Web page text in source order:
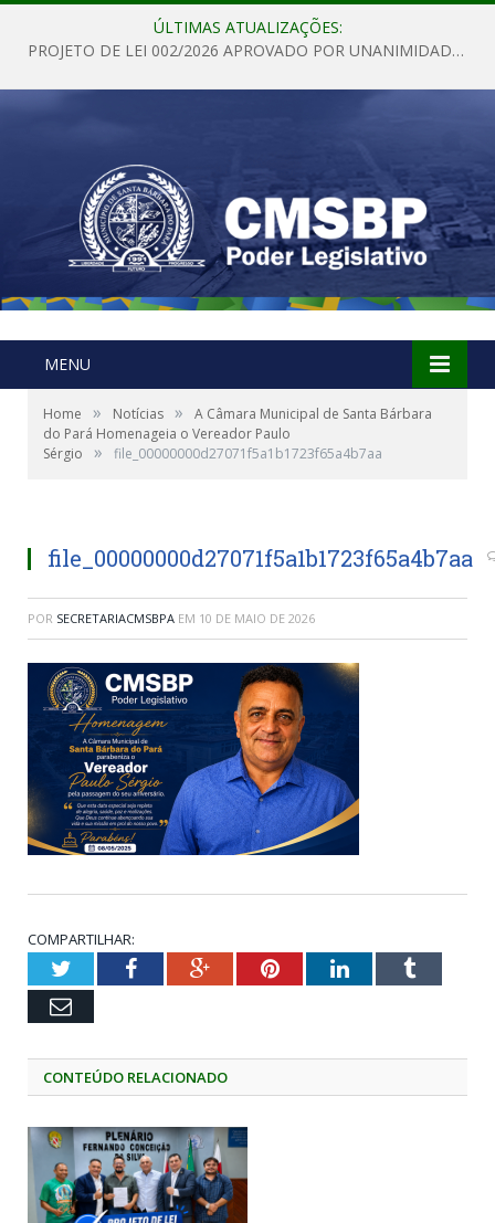
ÚLTIMAS ATUALIZAÇÕES:
PROJETO DE LEI 002/2026 APROVADO POR UNANIMIDADE EM SESSÃO ORDINÁRIA NESTA QUINTA – FEIRA 28 DE MAIO DE 2026
MENU
Home » Notícias »
A Câmara Municipal de Santa Bárbara
do Pará Homenageia o Vereador Paulo
Sérgio
» file_00000000d27071f5a1b1723f65a4b7aa
file_00000000d27071f5a1b1723f65a4b7aa
POR SECRETARIACMSBPA EM 10 DE MAIO DE 2026
COMPARTILHAR:
TwitterFacebookGoogle+PinterestLinkedInTumblr
Email
CONTEÚDO RELACIONADO